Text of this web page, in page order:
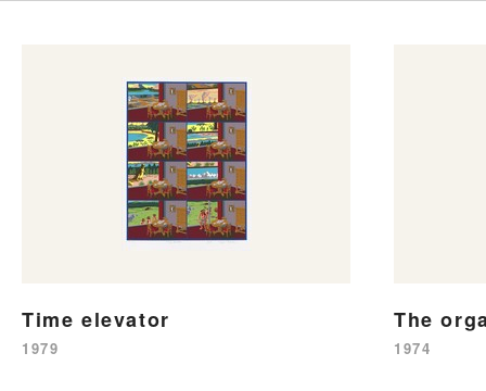
Time elevator
1979
The
1974